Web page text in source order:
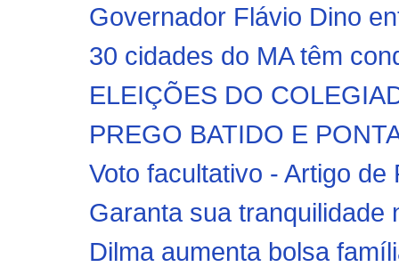
Governador Flávio Dino
30 cidades do MA têm
ELEIÇÕES DO
PREGO BATIDO E
Voto facultativo - Artigo
Garanta sua tranquilidade
Dilma aumenta bolsa